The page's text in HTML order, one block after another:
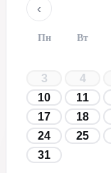
‹
Пн Вт
3
4
10
11
17
18
24
25
31